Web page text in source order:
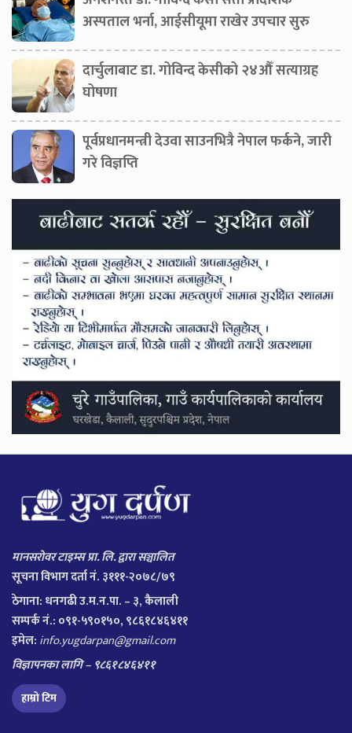
अस्पताल भर्ना, आईसीयूमा राखेर उपचार सुरु
दार्चुलाबाट डा. गोविन्द केसीको २४औँ सत्याग्रह
घोषणा
पूर्वप्रधानमन्त्री देउवा साउनभित्रै नेपाल फर्कने, जारी
गरे विज्ञप्ति
मानसरोवर टाइम्स प्रा. लि. द्वारा सञ्चालित
सूचना विभाग दर्ता नं. ३१११-२०७८/७९
ठेगाना: धनगढी उ.म.न.पा. – ३, कैलाली
सम्पर्क नं.: ०९१-५९०१५०, ९८६१८४६४११
इमेल: info.yugdarpan@gmail.com
विज्ञापनका लागि – ९८६१८४६४११
हाम्रो टिम